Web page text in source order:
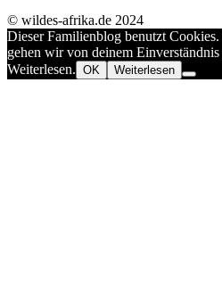
© wildes-afrika.de 2024
Dieser Familienblog benutzt
gehen wir von deinem
Weiterlesen. OK Weiterlesen